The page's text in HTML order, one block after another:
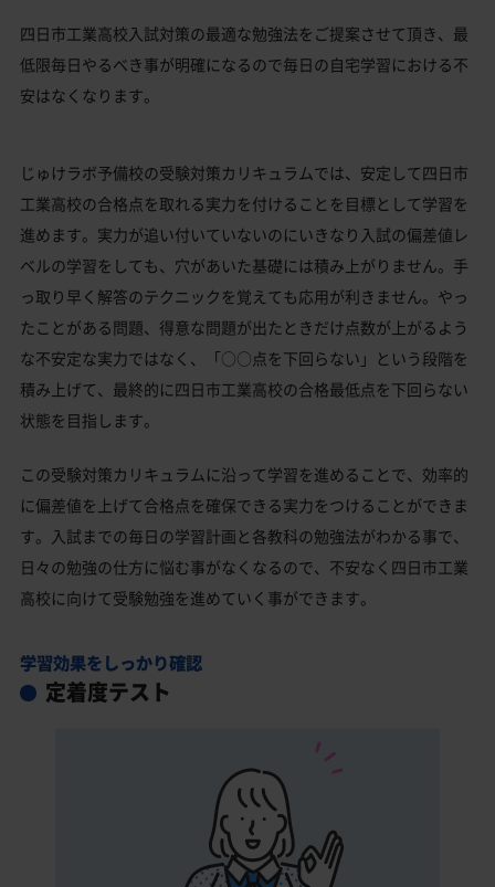
四日市工業高校入試対策の最適な勉強法をご提案させて頂き、最
低限毎日やるべき事が明確になるので毎日の自宅学習における不
安はなくなります。
じゅけラボ予備校の受験対策カリキュラムでは、安定して四日市
工業高校の合格点を取れる実力を付けることを目標として学習を
進めます。実力が追い付いていないのにいきなり入試の偏差値レ
ベルの学習をしても、穴があいた基礎には積み上がりません。手
っ取り早く解答のテクニックを覚えても応用が利きません。やっ
たことがある問題、得意な問題が出たときだけ点数が上がるよう
な不安定な実力ではなく、「○○点を下回らない」という段階を
積み上げて、最終的に四日市工業高校の合格最低点を下回らない
状態を目指します。
この受験対策カリキュラムに沿って学習を進めることで、効率的
に偏差値を上げて合格点を確保できる実力をつけることができま
す。入試までの毎日の学習計画と各教科の勉強法がわかる事で、
日々の勉強の仕方に悩む事がなくなるので、不安なく四日市工業
高校に向けて受験勉強を進めていく事ができます。
学習効果をしっかり確認
定着度テスト